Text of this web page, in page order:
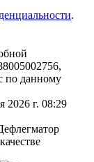
.
по данному
2026 г. 08:29